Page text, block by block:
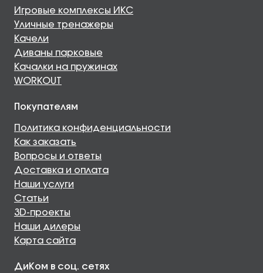
Игровые комплексы ИКС
Уличные тренажеры
Качели
Диваны парковые
Качалки на пружинах
WORKOUT
Покупателям
Политика конфиденциальности
Как заказать
Вопросы и ответы
Доставка и оплата
Наши услуги
Статьи
3D-проекты
Наши дилеры
Карта сайта
ДиКом в соц. сетях